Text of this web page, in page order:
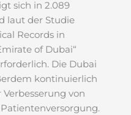
sich in 2.089
laut der Studie
Records in
of Dubai“
Die Dubai
kontinuierlich
von